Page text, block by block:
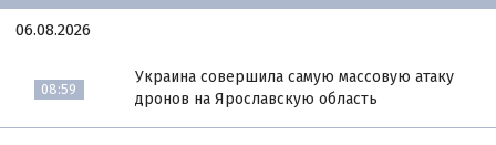
06.08.2026
08:59
Украина совершила самую массовую атаку
дронов на Ярославскую область